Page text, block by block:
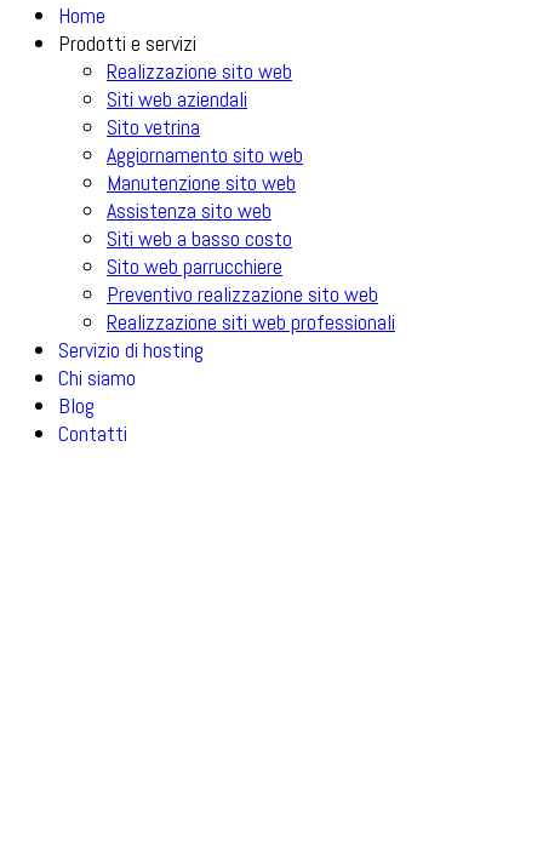
Home
Prodotti e servizi
Realizzazione sito web
Siti web aziendali
Sito vetrina
Aggiornamento sito web
Manutenzione sito web
Assistenza sito web
Siti web a basso costo
Sito web parrucchiere
Preventivo realizzazione sito web
Realizzazione siti web professionali
Servizio di hosting
Chi siamo
Blog
Contatti